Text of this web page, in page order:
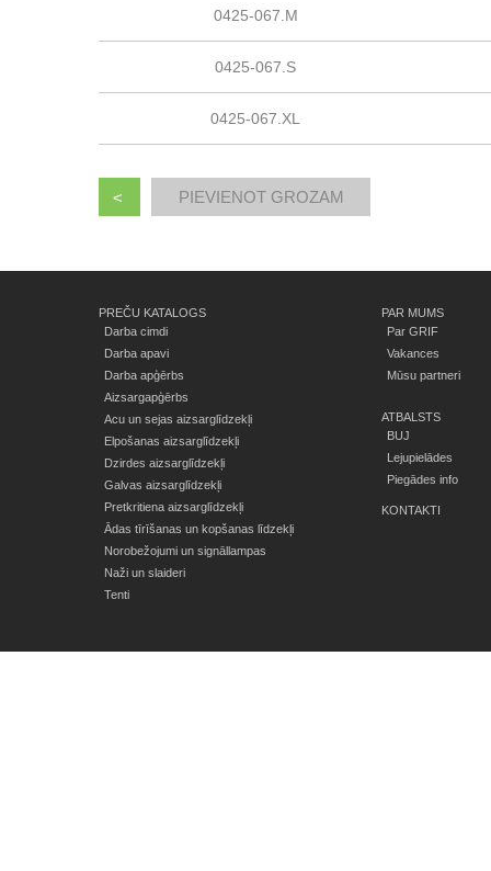
0425-067.M
0425-067.S
0425-067.XL
<
PREČU KATALOGS
Darba cimdi
Darba apavi
Darba apģērbs
Aizsargapģērbs
Acu un sejas aizsarglīdzekļi
Elpošanas aizsarglīdzekļi
Dzirdes aizsarglīdzekļi
Galvas aizsarglīdzekļi
Pretkritiena aizsarglīdzekļi
Ādas tīrīšanas un kopšanas līdzekļi
Norobežojumi un signāllampas
Naži un slaideri
Tenti
PAR MUMS
Par GRIF
Vakances
Mūsu partneri
ATBALSTS
BUJ
Lejupielādes
Piegādes info
KONTAKTI